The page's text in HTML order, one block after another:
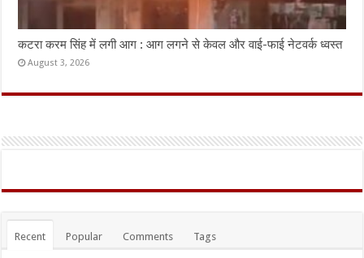
कटरा करम सिंह में लगी आग : आग लगने से केवल और वाई-फाई नेटवर्क ध्वस्त
August 3, 2026
Recent Popular Comments Tags